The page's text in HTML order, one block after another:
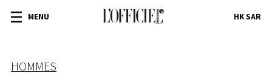
MENU HK SAR
HOMMES